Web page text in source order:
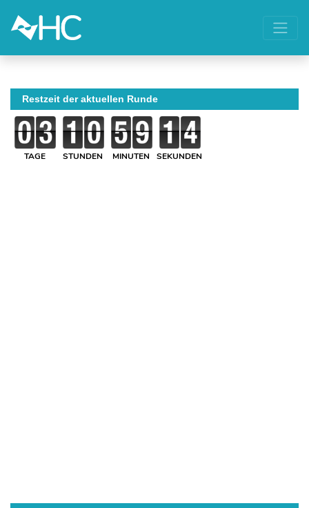
Restzeit der aktuellen Runde
TAGE STUNDEN MINUTEN SEKUNDEN